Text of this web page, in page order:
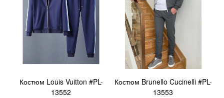
Костюм Louis Vuitton #PL-
13552
Костюм Brunello Cucinelli #PL-
13553